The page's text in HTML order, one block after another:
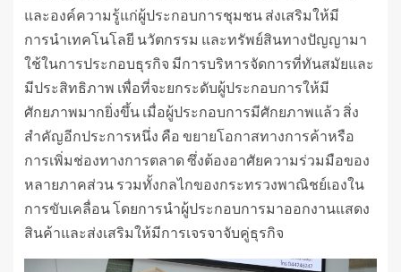
และองค์ความรู้แก่ผู้ประกอบการชุมชน ส่งเสริมให้มี
การนำเทคโนโลยี นวัตกรรม และทรัพย์สินทางปัญญามา
ใช้ในการประกอบธุรกิจ มีการบริหารจัดการที่ทันสมัยและ
มีประสิทธิภาพ เพื่อที่จะยกระดับผู้ประกอบการให้มี
ศักยภาพมากยิ่งขึ้น เมื่อผู้ประกอบการมีศักยภาพแล้ว สิ่ง
สำคัญอีกประการหนึ่ง คือ ขยายโอกาสทางการค้าหรือ
การเพิ่มช่องทางการตลาด ซึ่งต้องอาศัยความร่วมมือของ
หลายภาคส่วน รวมทั้งกลไกของกระทรวงพาณิชย์เองใน
การขับเคลื่อน โดยการนำผู้ประกอบการมาออกงานแสดง
สินค้าและส่งเสริมให้มีการเจรจาจับคู่ธุรกิจ